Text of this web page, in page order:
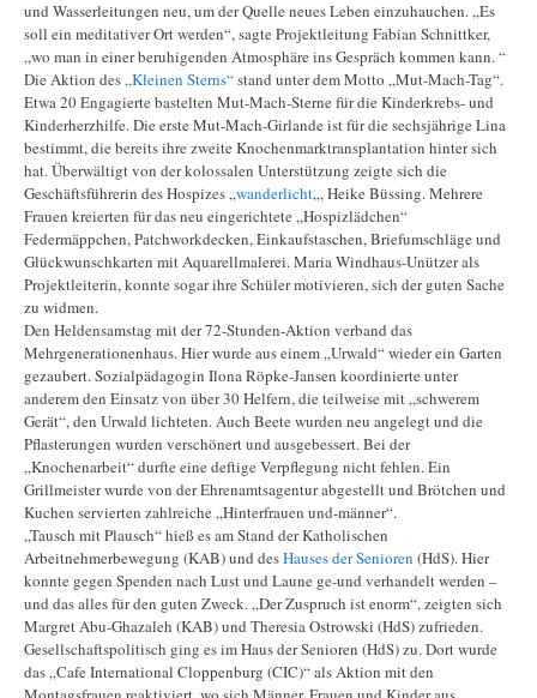
und Wasserleitungen neu, um der Quelle neues Leben einzuhauchen. „Es
soll ein meditativer Ort werden“, sagte Projektleitung Fabian Schnittker,
„wo man in einer beruhigenden Atmosphäre ins Gespräch kommen kann. “
Die Aktion des„Kleinen Sterns“stand unter dem Motto „Mut-Mach-Tag“.
Etwa 20 Engagierte bastelten Mut-Mach-Sterne für die Kinderkrebs- und
Kinderherzhilfe. Die erste Mut-Mach-Girlande ist für die sechsjährige Lina
bestimmt, die bereits ihre zweite Knochenmarktransplantation hinter sich
hat. Überwältigt von der kolossalen Unterstützung zeigte sich die
Geschäftsführerin des Hospizes „wanderlicht„, Heike Büssing. Mehrere
Frauen kreierten für das neu eingerichtete „Hospizlädchen“
Federmäppchen, Patchworkdecken, Einkaufstaschen, Briefumschläge und
Glückwunschkarten mit Aquarellmalerei. Maria Windhaus-Unützer als
Projektleiterin, konnte sogar ihre Schüler motivieren, sich der guten Sache
zu widmen.
Den Heldensamstag mit der 72-Stunden-Aktion verband das
Mehrgenerationenhaus. Hier wurde aus einem „Urwald“ wieder ein Garten
gezaubert. Sozialpädagogin Ilona Röpke-Jansen koordinierte unter
anderem den Einsatz von über 30 Helfern, die teilweise mit „schwerem
Gerät“, den Urwald lichteten. Auch Beete wurden neu angelegt und die
Pflasterungen wurden verschönert und ausgebessert. Bei der
„Knochenarbeit“ durfte eine deftige Verpflegung nicht fehlen. Ein
Grillmeister wurde von der Ehrenamtsagentur abgestellt und Brötchen und
Kuchen servierten zahlreiche „Hinterfrauen und-männer“.
„Tausch mit Plausch“ hieß es am Stand der Katholischen
Arbeitnehmerbewegung (KAB) und desHauses der Senioren (HdS). Hier
konnte gegen Spenden nach Lust und Laune ge-und verhandelt werden –
und das alles für den guten Zweck. „Der Zuspruch ist enorm“, zeigten sich
Margret Abu-Ghazaleh (KAB) und Theresia Ostrowski (HdS) zufrieden.
Gesellschaftspolitisch ging es im Haus der Senioren (HdS) zu. Dort wurde
das „Cafe International Cloppenburg (CIC)“ als Aktion mit den